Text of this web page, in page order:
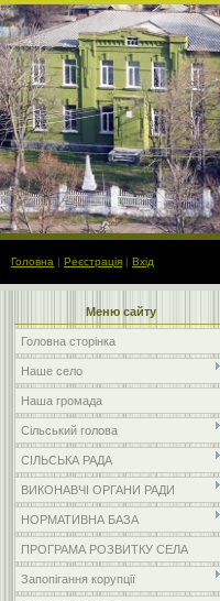
Головна | Реєстрація | Вхід
Меню сайту
Головна сторінка
Наше село
Наша громада
Сільський голова
СІЛЬСЬКА РАДА
ВИКОНАВЧІ ОРГАНИ РАДИ
НОРМАТИВНА БАЗА
ПРОГРАМА РОЗВИТКУ СЕЛА
Запопігання корупції